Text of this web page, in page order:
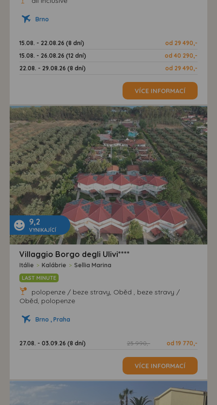
Brno
15.08. - 22.08.26 (8 dní)
od 29 490,-
15.08. - 26.08.26 (12 dní)
od 40 290,-
22.08. - 29.08.26 (8 dní)
od 29 490,-
VÍCE INFORMACÍ
9,2
VYNIKAJÍCÍ
Villaggio Borgo degli Ulivi****
Itálie > Kalábrie > Sellia Marina
LAST MINUTE
polopenze / beze stravy, Oběd , beze stravy /
Oběd, polopenze
Brno , Praha
27.08. - 03.09.26 (8 dní) 25 990,- od 19 770,-
VÍCE INFORMACÍ